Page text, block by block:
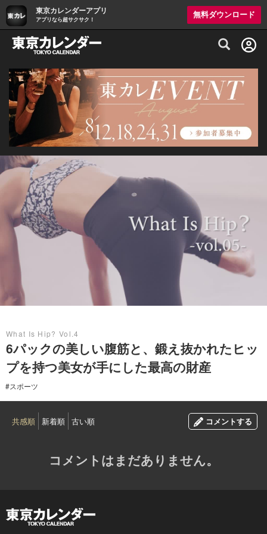
東京カレンダーアプリ
アプリなら超サクサク！
無料ダウンロード
グルメ情報・プレミアムレストラン予約
What Is Hip? Vol.4
6パックの美しい腹筋と、鍛え抜かれたヒッ
プを持つ美女が手にした最高の財産
#スポーツ
共感順 新着順 古い順 コメントする
コメントはまだありません。